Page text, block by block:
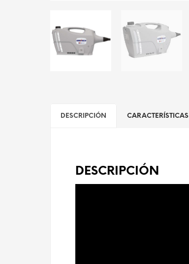
DESCRIPCIÓN CARACTERÍSTICAS
DESCRIPCIÓN